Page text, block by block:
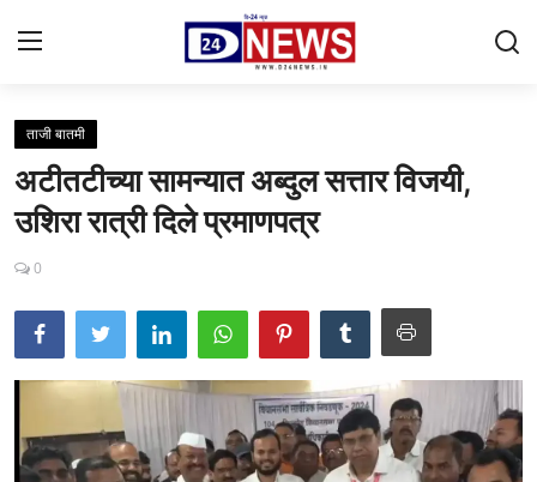
Gallery
Contact
राष्ट्रीय
महाराष्ट्र
शहर
आरोग्य
ताजी बातमी
अटीतटीच्या सामन्यात अब्दुल सत्तार विजयी,
उशिरा रात्री दिले प्रमाणपत्र
0